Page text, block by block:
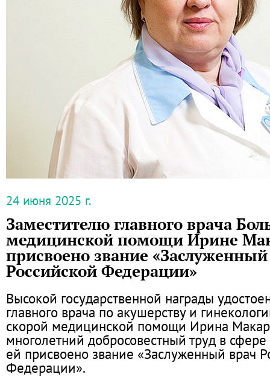
24 июня 2025 г.
Заместителю главного врача
медицинской помощи Ирине
присвоено звание
Российской Федерации»
Высокой государственной награды
главного врача по акушерству и
скорой медицинской помощи Ирина
многолетний добросовестный труд в
ей присвоено звание «Заслуженный врач
Федерации».